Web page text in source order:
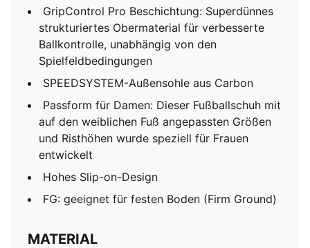
GripControl Pro Beschichtung: Superdünnes
strukturiertes Obermaterial für verbesserte
Ballkontrolle, unabhängig von den
Spielfeldbedingungen
SPEEDSYSTEM-Außensohle aus Carbon
Passform für Damen: Dieser Fußballschuh mit
auf den weiblichen Fuß angepassten Größen
und Risthöhen wurde speziell für Frauen
entwickelt
Hohes Slip-on-Design
FG: geeignet für festen Boden (Firm Ground)
MATERIAL